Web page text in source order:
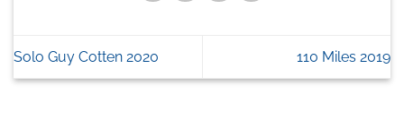
Solo Guy Cotten 2020 110 Miles 2019